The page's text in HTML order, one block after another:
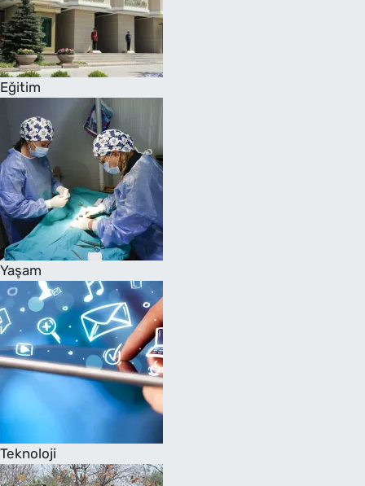
Eğitim
Yaşam
Teknoloji